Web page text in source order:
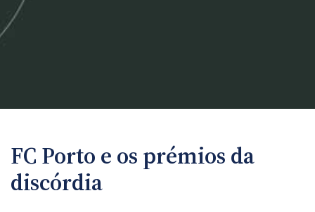
FC Porto e os prémios da
discórdia